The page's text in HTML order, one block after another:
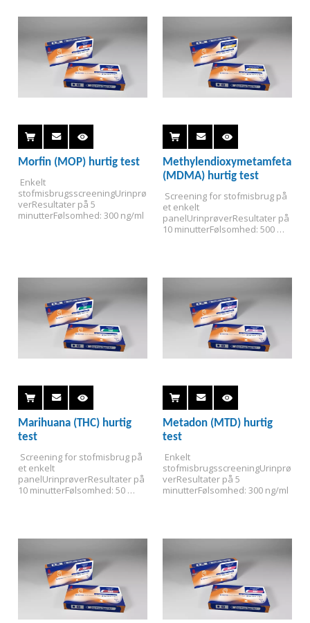
Morfin (MOP) hurtig test
Enkelt
stofmisbrugsscreeningUrinprø
verResultater på 5
minutterFølsomhed: 300 ng/ml
Methylendioxymetamfetamin
(MDMA) hurtig test
Screening for stofmisbrug på
et enkelt
panelUrinprøverResultater på
10 minutterFølsomhed: 500
Marihuana (THC) hurtig
test
Screening for stofmisbrug på
et enkelt
panelUrinprøverResultater på
10 minutterFølsomhed: 50
Metadon (MTD) hurtig
test
Enkelt
stofmisbrugsscreeningUrinprø
verResultater på 5
minutterFølsomhed: 300 ng/ml